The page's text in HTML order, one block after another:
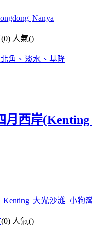
Nanya
(0) 人氣()
角、淡水、基隆
西岸
Kenting 大光沙灘 小狗
(0) 人氣()